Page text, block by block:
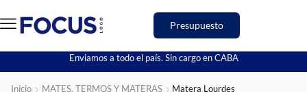
Presupuesto
Enviamos a todo el país. Sin cargo en CABA
Inicio MATES, TERMOS Y MATERAS Matera Lourdes